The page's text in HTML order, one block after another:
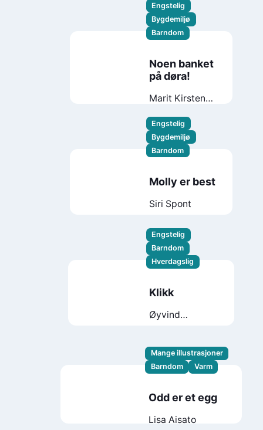
Engstelig
Bygdemiljø
Barndom
Noen banket
på døra!
Marit Kirsten
Engstelig
Bygdemiljø
Barndom
Molly er best
Siri Spont
Engstelig
Barndom
Hverdagslig
Klikk
Øyvind
Mange illustrasjoner
Barndom
Varm
Odd er et egg
Lisa Aisato